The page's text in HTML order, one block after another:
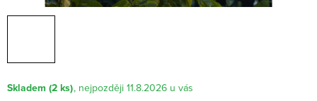
Skladem (2 ks)
11.8.2026